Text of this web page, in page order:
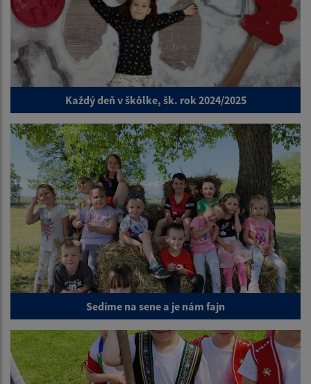
Každý deň v škôlke, šk. rok 2024/2025
Sedíme na sene a je nám fajn